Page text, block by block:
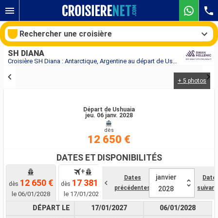
Croisière SH Diana : Antarctique, Argentine au départ de Ushuaia
SH DIANA
+ 5 photos
Départ de Ushuaia
jeu. 06 janv. 2028
dès
12 650 €
DATES ET DISPONIBILITÉS
dès 12 650 €
le 06/01/2028
+
dès 17 381 €
le 17/01/2027
Dates
précédentes
janvier
2028
DÉPART LE
17/01/2027
06/01/2028
Rechercher une croisière
Rechercher